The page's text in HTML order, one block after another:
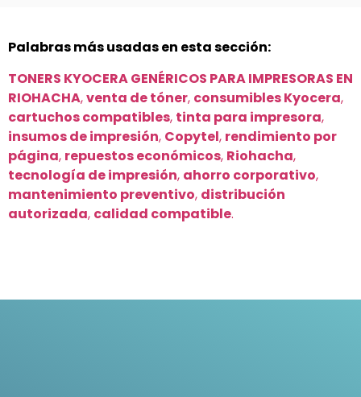
Palabras más usadas en esta sección:
TONERS KYOCERA GENÉRICOS PARA IMPRESORAS EN
RIOHACHA,venta de tóner, consumibles Kyocera,
cartuchos compatibles, tinta para impresora,
insumos de impresión, Copytel, rendimiento por
página, repuestos económicos, Riohacha,
tecnología de impresión, ahorro corporativo,
mantenimiento preventivo, distribución
autorizada, calidad compatible.